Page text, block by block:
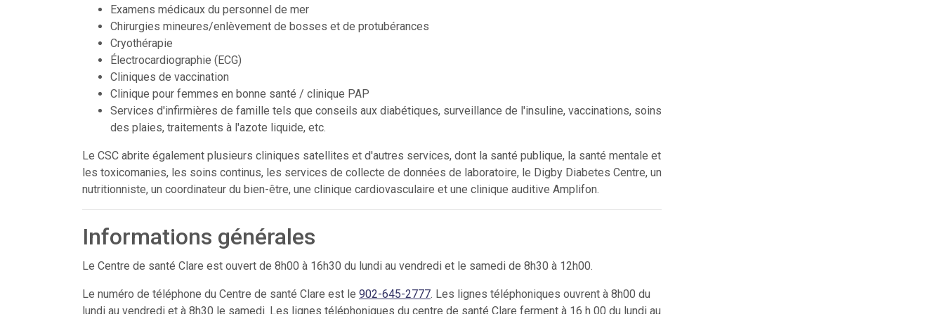
Examens médicaux du personnel de mer
Chirurgies mineures/enlèvement de bosses et de protubérances
Cryothérapie
Électrocardiographie (ECG)
Cliniques de vaccination
Clinique pour femmes en bonne santé / clinique PAP
Services d'infirmières de famille tels que conseils aux diabétiques, surveillance de l'insuline, vaccinations, soins
des plaies, traitements à l'azote liquide, etc.
Le CSC abrite également plusieurs cliniques satellites et d'autres services, dont la santé publique, la santé mentale et
les toxicomanies, les soins continus, les services de collecte de données de laboratoire, le Digby Diabetes Centre, un
nutritionniste, un coordinateur du bien-être, une clinique cardiovasculaire et une clinique auditive Amplifon.
Informations générales
Le Centre de santé Clare est ouvert de 8h00 à 16h30 du lundi au vendredi et le samedi de 8h30 à 12h00.
Le numéro de téléphone du Centre de santé Clare est le 902-645-2777. Les lignes téléphoniques ouvrent à 8h00 du
lundi au vendredi et à 8h30 le samedi. Les lignes téléphoniques du centre de santé Clare ferment à 16 h 00 du lundi au